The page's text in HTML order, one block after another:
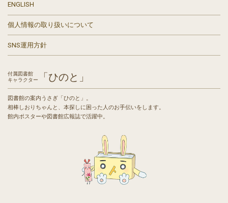
ENGLISH
個人情報の取り扱いについて
SNS運用方針
付属図書館
キャラクター
「ひのと」
図書館の案内うさぎ「ひのと」。
相棒しおりちゃんと、本探しに困った人のお手伝いをします。
館内ポスターや図書館広報誌で活躍中。